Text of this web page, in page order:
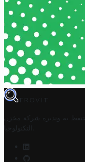
TROVIT
به وتديره
شركة مخزن
التكنولوجيا